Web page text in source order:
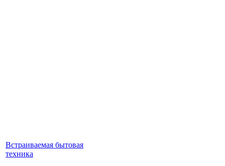
Встраиваемая бытовая
техника